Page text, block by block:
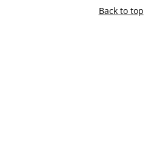
Back to top